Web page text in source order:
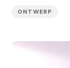
ONTWERP